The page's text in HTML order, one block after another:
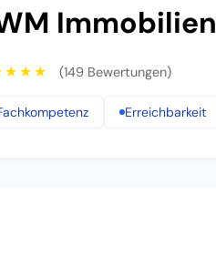
Immobilien
(149 Bewertungen)
Erreichbarkeit